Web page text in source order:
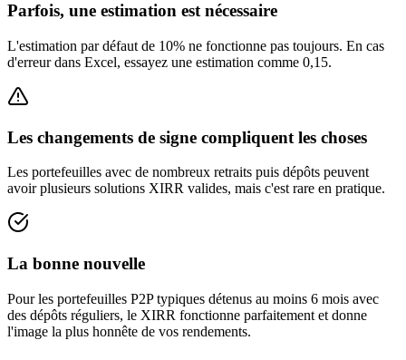
Parfois, une estimation est nécessaire
L'estimation par défaut de 10% ne fonctionne pas toujours. En cas
d'erreur dans Excel, essayez une estimation comme 0,15.
Les changements de signe compliquent les choses
Les portefeuilles avec de nombreux retraits puis dépôts peuvent
avoir plusieurs solutions XIRR valides, mais c'est rare en pratique.
La bonne nouvelle
Pour les portefeuilles P2P typiques détenus au moins 6 mois avec
des dépôts réguliers, le XIRR fonctionne parfaitement et donne
l'image la plus honnête de vos rendements.